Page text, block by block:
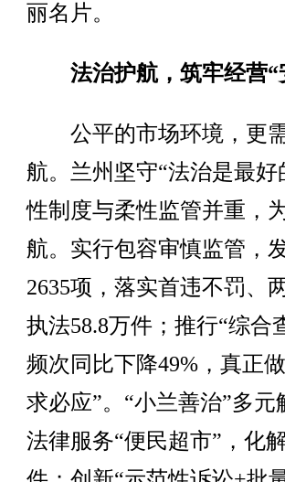
丽名片。
法治护航，筑牢经营“
公平的市场环境，更需
航。兰州坚守“法治是最
性制度与柔性监管并重，
航。实行包容审慎监管，
2635项，落实首违不罚、
执法58.8万件；推行“综合
频次同比下降49%，真正
求必应”。“小兰善治”多
法律服务“便民超市”，化